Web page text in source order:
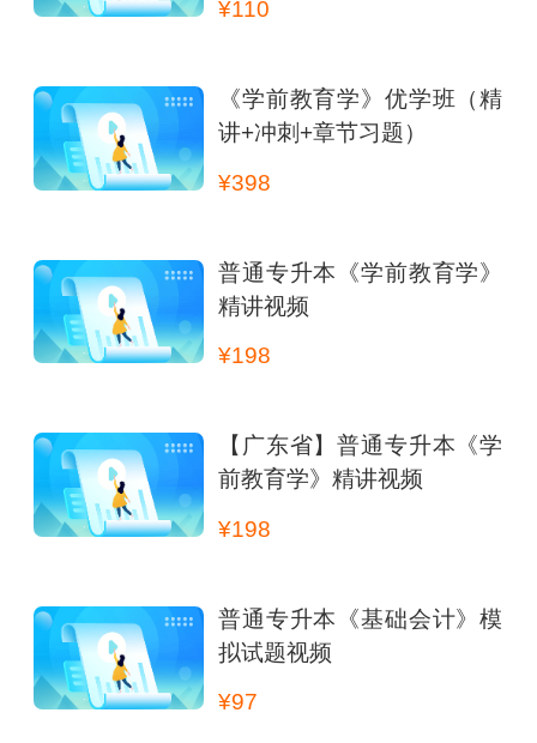
¥110
《学前教育学》优学班（精
讲+冲刺+章节习题）
¥398
普通专升本《学前教育学》
精讲视频
¥198
【广东省】普通专升本《学
前教育学》精讲视频
¥198
普通专升本《基础会计》模
拟试题视频
¥97